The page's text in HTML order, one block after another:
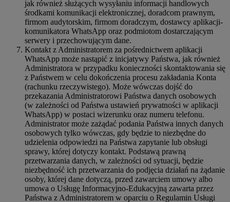
jak również służących wysyłaniu informacji handlowych
środkami komunikacji elektronicznej, doradcom prawnym,
firmom audytorskim, firmom doradczym, dostawcy aplikacji-
komunikatora WhatsApp oraz podmiotom dostarczającym
serwery i przechowującym dane.
Kontakt z Administratorem za pośrednictwem aplikacji
WhatsApp może nastąpić z inicjatywy Państwa, jak również
Administratora w przypadku konieczności skontaktowania się
z Państwem w celu dokończenia procesu zakładania Konta
(rachunku rzeczywistego). Może wówczas dojść do
przekazania Administratorowi Państwa danych osobowych
(w zależności od Państwa ustawień prywatności w aplikacji
WhatsApp) w postaci wizerunku oraz numeru telefonu.
Administrator może zażądać podania Państwa innych danych
osobowych tylko wówczas, gdy będzie to niezbędne do
udzielenia odpowiedzi na Państwa zapytanie lub obsługi
sprawy, której dotyczy kontakt. Podstawą prawną
przetwarzania danych, w zależności od sytuacji, będzie
niezbędność ich przetwarzania do podjęcia działań na żądanie
osoby, której dane dotyczą, przed zawarciem umowy albo
umowa o Usługę Informacyjno-Edukacyjną zawarta przez
Państwa z Administratorem w oparciu o Regulamin Usługi